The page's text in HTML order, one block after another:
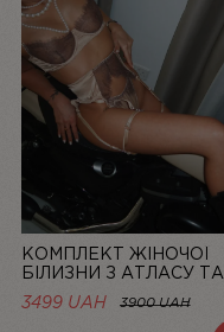
КОМПЛЕКТ ЖІНОЧОЇ
БІЛИЗНИ З АТЛАСУ ТА
МЕРЕЖИВА
LINIYA
3499 UAH 3900 UAH